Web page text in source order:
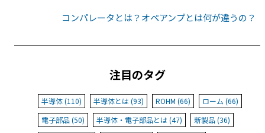
コンパレータとは？オペアンプとは何が違うの？
注目のタグ
半導体 (110) 半導体とは (93) ROHM (66)
ローム (66)
電子部品 (50)
半導体・電子部品とは (47)
新製品 (36)